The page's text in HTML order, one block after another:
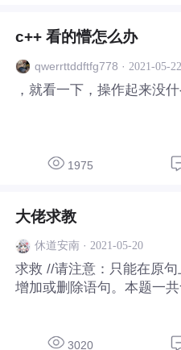
c++ 看的懵怎么办
qwerrttddftfg778 · 2021-05-22
，就看一下，操作起来没
1975
大佬求教
休道安南· 2021-05-20
求救 //请注意：只能在原
增加或删除语句。本题一
s Student{string name; //
3020